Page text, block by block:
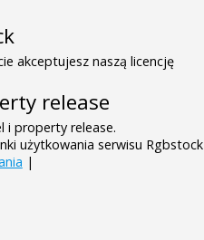
akceptujesz naszą licencję
release
i property release.
użytkowania serwisu Rgbstock
|